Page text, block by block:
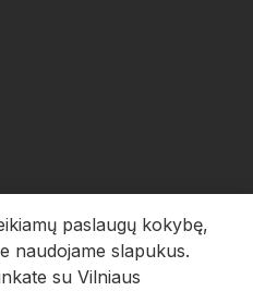
Vilnius
paslaugų kokybę,
naudojame slapukus.
su Vilniaus